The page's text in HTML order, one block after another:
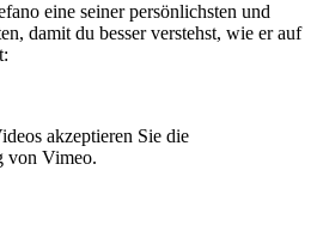
eine seiner persönlichsten und
damit du besser verstehst, wie er auf
akzeptieren Sie die
von Vimeo.